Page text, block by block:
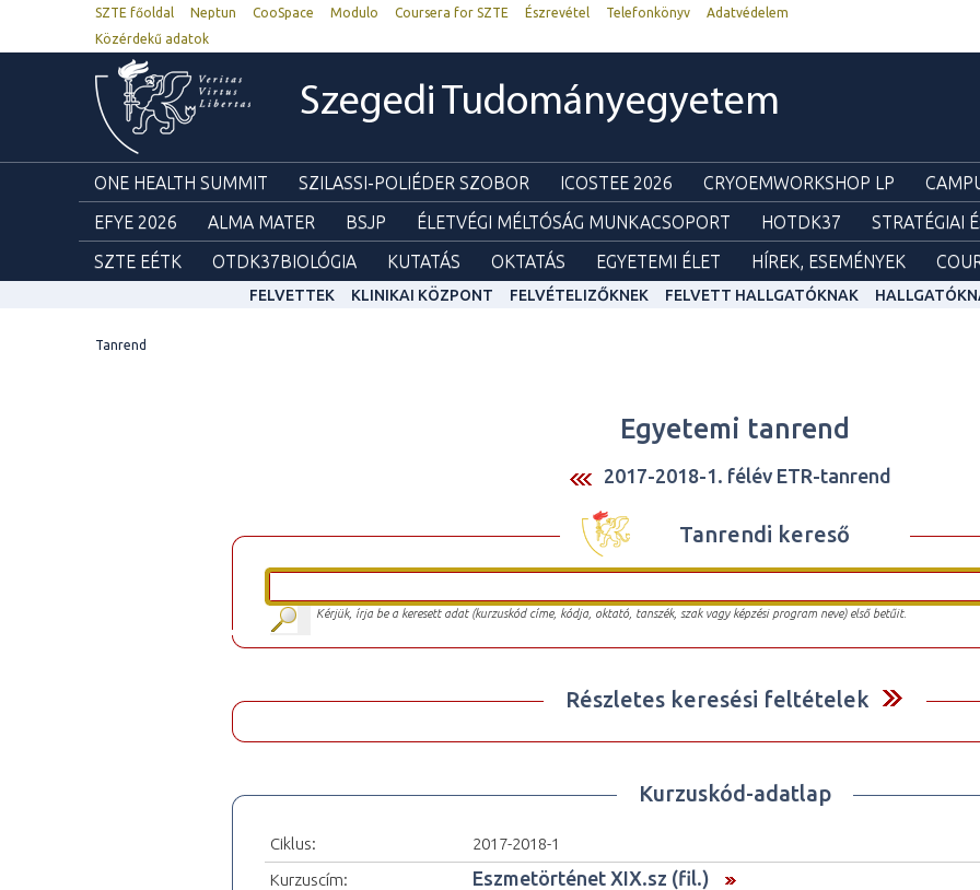
SZTE főoldal Neptun CooSpace Modulo Coursera for SZTE Észrevétel Telefonkönyv
Adatvédelem
Közérdekű adatok
Szegedi Tudományegyetem
ONE HEALTH SUMMIT SZILASSI-POLIÉDER SZOBOR ICOSTEE 2026 CRYOEMWORKSHOP LP
EFYE 2026
ALMA MATER BSJP ÉLETVÉGI MÉLTÓSÁG MUNKACSOPORT HOTDK37 STRATÉGIAI
SZTE EÉTK
OTDK37BIOLÓGIA KUTATÁS OKTATÁS EGYETEMI ÉLET HÍREK, ESEMÉNYEK
FELVETTEK KLINIKAI KÖZPONT FELVÉTELIZŐKNEK FELVETT HALLGATÓKNAK
Tanrend
Egyetemi tanrend
2017-2018-1. félév ETR-tanrend
Tanrendi kereső
Kérjük, írja be a keresett adat (kurzuskód címe, kódja, oktató, tanszék, szak vagy képzési program neve) első betűit.
Részletes keresési feltételek
Kurzuskód-adatlap
Ciklus:
2017-2018-1
Kurzuscím:
Eszmetörténet XIX.sz (fil.)